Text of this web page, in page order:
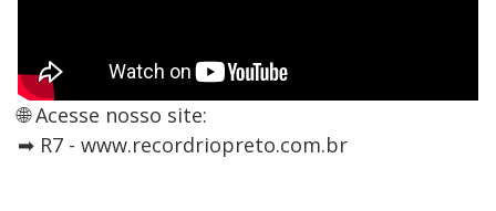
🌐 Acesse nosso site:
➡ R7 - www.recordriopreto.com.br